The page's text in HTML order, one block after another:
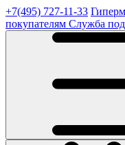
+7(495) 727-11-33
покупателям Служба